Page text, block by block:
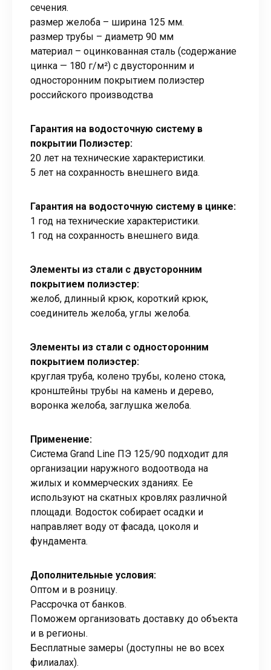
сечения.
размер желоба – ширина 125 мм.
размер трубы – диаметр 90 мм
материал – оцинкованная сталь (содержание
цинка — 180 г/м²) с двусторонним и
односторонним покрытием полиэстер
российского производства
Гарантия на водосточную систему в
покрытии Полиэстер:
20 лет на технические характеристики.
5 лет на сохранность внешнего вида.
Гарантия на водосточную систему в цинке:
1 год на технические характеристики.
1 год на сохранность внешнего вида.
Элементы из стали с двусторонним
покрытием полиэстер:
желоб, длинный крюк, короткий крюк,
соединитель желоба, углы желоба.
Элементы из стали с односторонним
покрытием полиэстер:
круглая труба, колено трубы, колено стока,
кронштейны трубы на камень и дерево,
воронка желоба, заглушка желоба.
Применение:
Система Grand Line ПЭ 125/90 подходит для
организации наружного водоотвода на
жилых и коммерческих зданиях. Ее
используют на скатных кровлях различной
площади. Водосток собирает осадки и
направляет воду от фасада, цоколя и
фундамента.
Дополнительные условия:
Оптом и в розницу.
Рассрочка от банков.
Поможем организовать доставку до объекта
и в регионы.
Бесплатные замеры (доступны не во всех
филиалах).